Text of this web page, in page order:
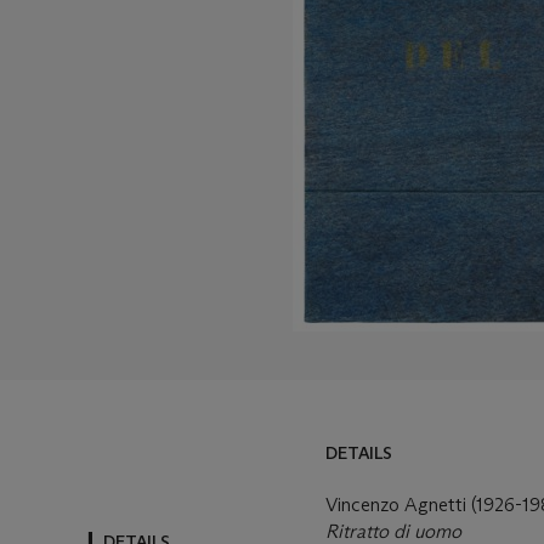
DETAILS
Vincenzo Agnetti (1926-
Ritratto di uomo